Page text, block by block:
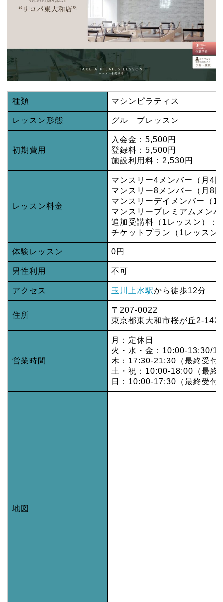
種類 マシンピラティス
レッスン形態 グループレッスン
初期費用
入会金：5,500円
登録料：5,500円
施設利用料：2,530円
レッスン料金
マンスリー4メンバー（月4
マンスリー8メンバー（月8
マンスリーデイメンバー（
マンスリープレミアムメン
追加受講料（1レッスン）：
チケットプラン（1レッスン
体験レッスン 0円
男性利用 不可
アクセス 玉川上水駅から徒歩12分
住所
〒207-0022
東京都東大和市桜が丘2-
営業時間
月：定休日
火・水・金：10:00-13:30/
木：17:30-21:30（最終受付
土・祝：10:00-18:00（最終
日：10:00-17:30（最終受付
地図